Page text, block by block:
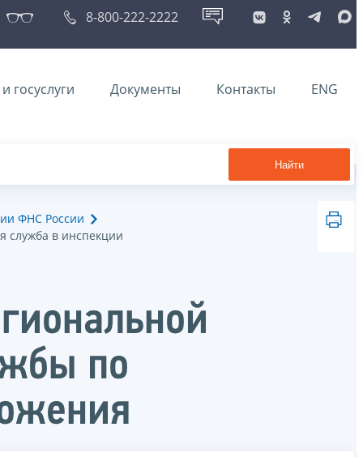
8-800-222-2222
госуслуги Документы Контакты ENG
Найти
ФНС России
служба в инспекции
по